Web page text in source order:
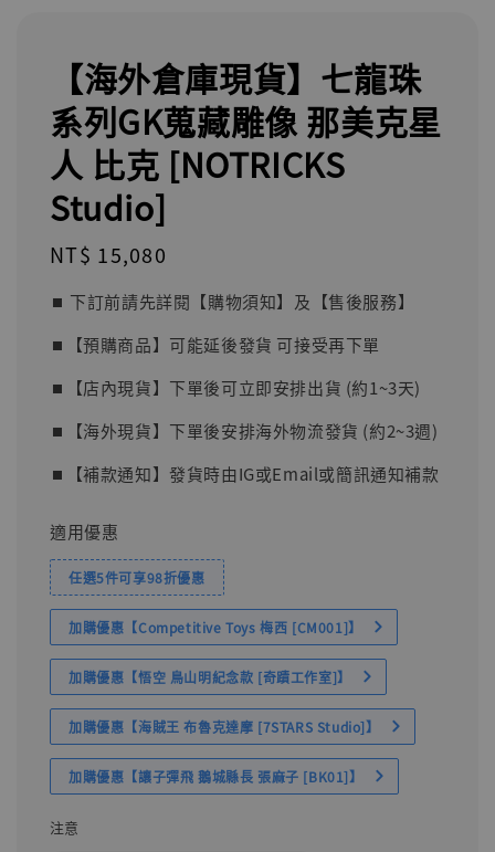
【海外倉庫現貨】七龍珠
系列GK蒐藏雕像 那美克星
人 比克 [NOTRICKS
Studio]
Regular
NT$ 15,080
⏹︎ 下訂前請先詳閱【購物須知】及【售後服務】
⏹︎【預購商品】可能延後發貨 可接受再下單
⏹︎【店內現貨】下單後可立即安排出貨 (約1~3天)
⏹︎【海外現貨】下單後安排海外物流發貨 (約2~3週)
⏹︎【補款通知】發貨時由IG或Email或簡訊通知補款
適用優惠
任選5件可享98折優惠
加購優惠【Competitive Toys 梅西 [CM001]】
加購優惠【悟空 鳥山明紀念款 [奇蹟工作室]】
加購優惠【海賊王 布魯克達摩 [7STARS Studio]】
加購優惠【讓子彈飛 鵝城縣長 張麻子 [BK01]】
注意